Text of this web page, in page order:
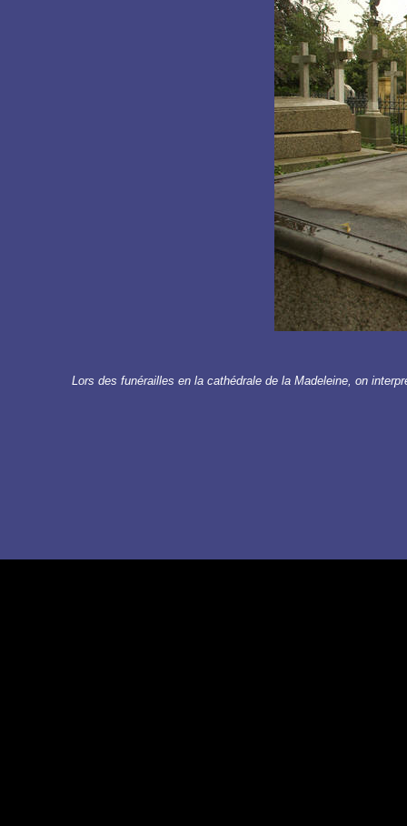
Lors des funérailles en la cathédrale de la Madeleine, on